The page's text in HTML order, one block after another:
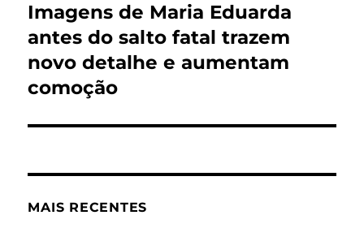
Próximo
post:
Imagens de Maria Eduarda
antes do salto fatal trazem
novo detalhe e aumentam
comoção
MAIS RECENTES